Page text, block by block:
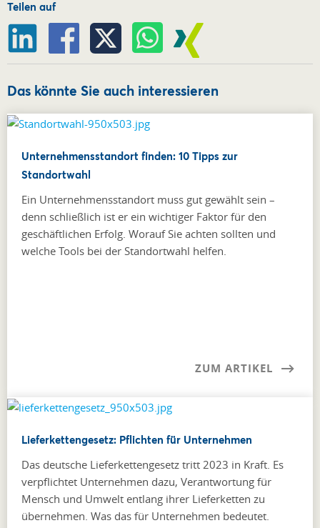
Teilen auf
Das könnte Sie auch interessieren
Unternehmensstandort finden: 10 Tipps zur
Standortwahl
Ein Unternehmensstandort muss gut gewählt sein –
denn schließlich ist er ein wichtiger Faktor für den
geschäftlichen Erfolg. Worauf Sie achten sollten und
welche Tools bei der Standortwahl helfen.
ZUM ARTIKEL
Lieferkettengesetz: Pflichten für Unternehmen
Das deutsche Lieferkettengesetz tritt 2023 in Kraft. Es
verpflichtet Unternehmen dazu, Verantwortung für
Mensch und Umwelt entlang ihrer Lieferketten zu
übernehmen. Was das für Unternehmen bedeutet.